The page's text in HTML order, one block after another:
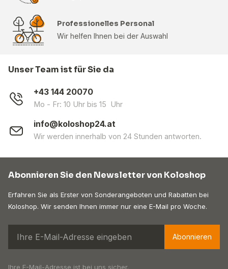
Professionelles Personal
Wir helfen Ihnen bei der Auswahl
Unser Team ist für Sie da
+43 144 20070
Mo - Fr: 10 Uhr bis 15 Uhr
info@koloshop24.at
Wir werden innerhalb von 24 Stunden antworten.
Abonnieren Sie den Newsletter von Koloshop
Erfahren Sie als Erster von Sonderangeboten und Rabatten bei
Koloshop. Wir senden Ihnen immer nur eine E-Mail pro Woche.
Abonnieren
Ihre E-Mail-Adresse ist bei uns sicher.